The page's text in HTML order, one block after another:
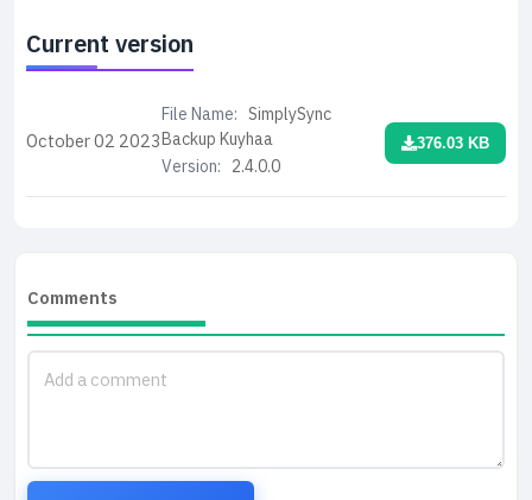
Current version
October 02 2023
File Name: SimplySync
Backup Kuyhaa
Version: 2.4.0.0
376.03 KB
Comments